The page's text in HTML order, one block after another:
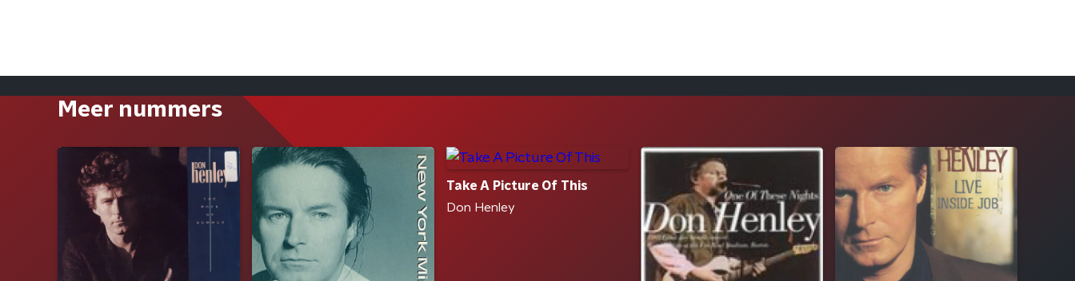
Meer nummers
Take A Picture Of This
Don Henley